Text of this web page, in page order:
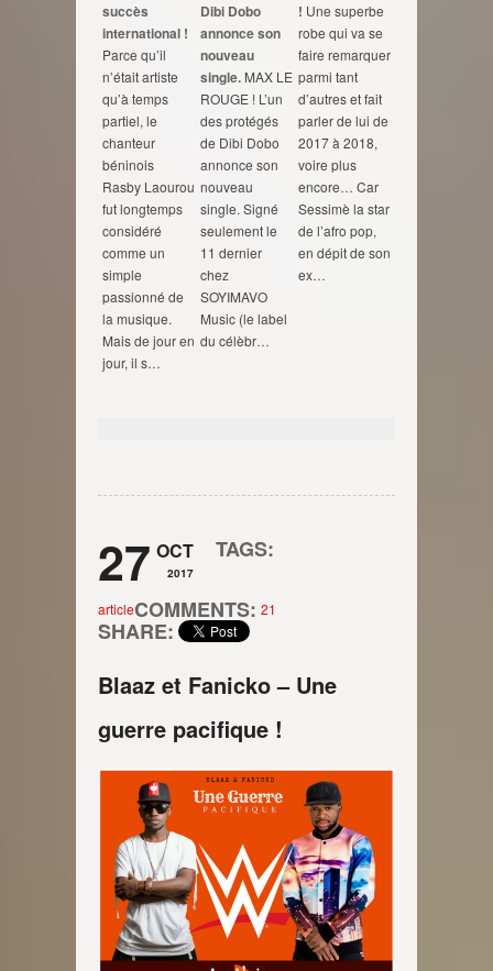
succès
international !
Parce qu’il
n’était artiste
qu’à temps
partiel, le
chanteur
béninois
Rasby Laourou
fut longtemps
considéré
comme un
simple
passionné de
la musique.
Mais de jour en
jour, il s…
Dibi Dobo
annonce son
nouveau
single. MAX LE
ROUGE ! L’un
des protégés
de Dibi Dobo
annonce son
nouveau
single. Signé
seulement le
11 dernier
chez
SOYIMAVO
Music (le label
du célèbr…
! Une superbe
robe qui va se
faire remarquer
parmi tant
d’autres et fait
parler de lui de
2017 à 2018,
voire plus
encore… Car
Sessimè la star
de l’afro pop,
en dépit de son
ex…
27 OCT
2017
TAGS:
articleCOMMENTS: 21
SHARE:
Blaaz et Fanicko – Une
guerre pacifique !